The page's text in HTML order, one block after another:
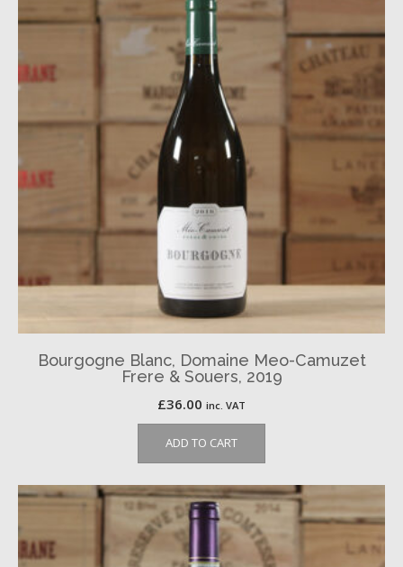
Bourgogne Blanc, Domaine Meo-Camuzet
Frere & Souers, 2019
£36.00 inc. VAT
ADD TO CART